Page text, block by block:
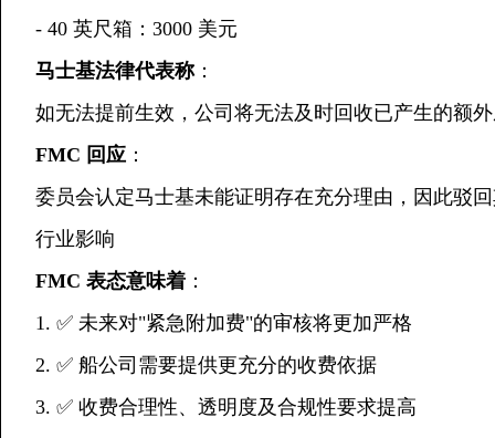
- 40 英尺箱：3000 美元
马士基法律代表称：
如无法提前生效，公司将无法及时回收已产生的额
FMC 回应 ：
委员会认定马士基未能证明存在充分理由，因此驳
行业影响
FMC 表态意味着 ：
1. ✅ 未来对"紧急附加费"的审核将更加严格
2. ✅ 船公司需要提供更充分的收费依据
3. ✅ 收费合理性、透明度及合规性要求提高